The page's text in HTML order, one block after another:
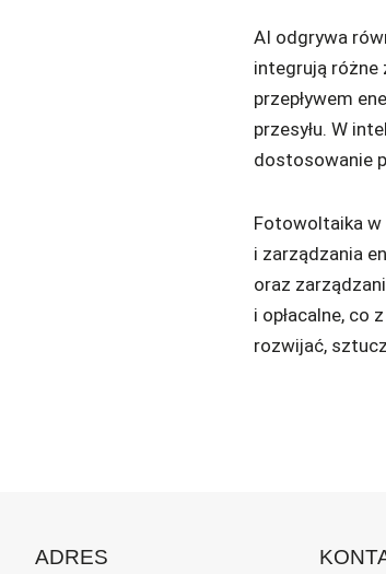
AI odgrywa
integrują różne
przepływem
przesyłu. W
dostosowanie
Fotowoltaika w
i zarządzania
oraz
i opłacalne, co
rozwijać,
ADRES